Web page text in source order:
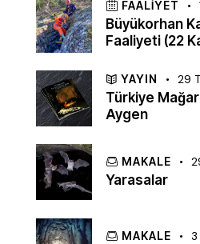
FAALIYET
Büyükorhan
Faaliyeti (22
YAYIN 29
Türkiye
Aygen
MAKALE
Yarasalar
MAKALE